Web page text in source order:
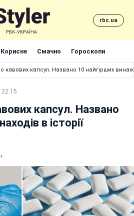
rbc.ua
Корисне Смачно Гороскопи
кавових капсул. Названо 10 найгірших
22:15
капсул. Названо
в історії